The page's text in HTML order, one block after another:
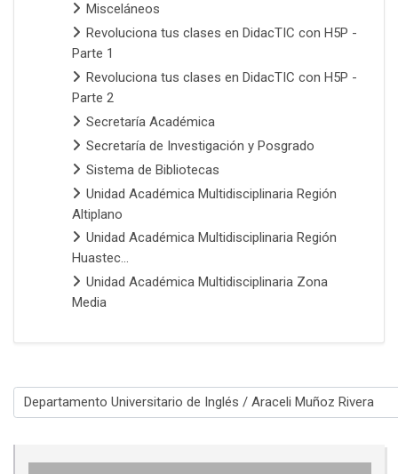
Categorías
Misceláneos
Revoluciona tus clases en DidacTIC con H5P -
Parte 1
Revoluciona tus clases en DidacTIC con H5P -
Parte 2
Secretaría Académica
Secretaría de Investigación y Posgrado
Sistema de Bibliotecas
Unidad Académica Multidisciplinaria Región
Altiplano
Unidad Académica Multidisciplinaria Región
Huastec...
Unidad Académica Multidisciplinaria Zona
Media